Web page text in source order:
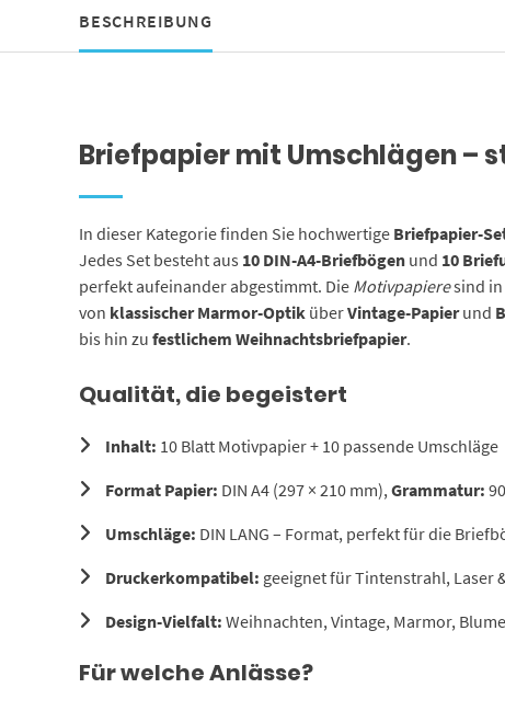
BESCHREIBUNG
Briefpapier mit Umschlägen –
In dieser Kategorie finden Sie hochwertige Briefpapier-
Jedes Set besteht aus 10 DIN-A4-Briefbögenund 10
perfekt aufeinander abgestimmt. Die Motivpapieresind in
von klassischer Marmor-OptiküberVintage-Papierund
bis hin zu festlichem Weihnachtsbriefpapier.
Qualität, die begeistert
Inhalt: 10 Blatt Motivpapier + 10 passende Umschläge
Format Papier: DIN A4 (297 × 210 mm), Grammatur:
Umschläge: DIN LANG – Format, perfekt für die
Druckerkompatibel: geeignet für Tintenstrahl, Laser
Design-Vielfalt: Weihnachten, Vintage, Marmor,
Für welche Anlässe?